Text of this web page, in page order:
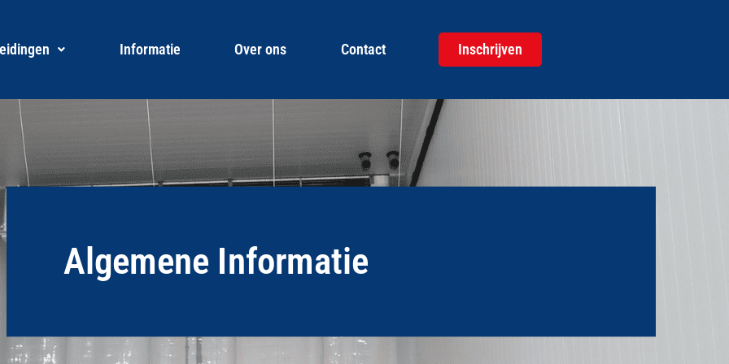
Informatie Over ons Contact Inschrijven
Algemene Informatie